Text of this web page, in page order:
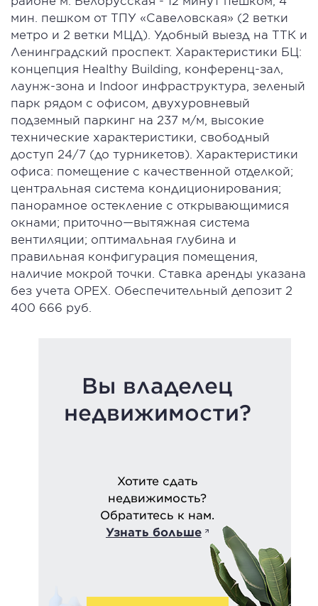
мин. пешком от ТПУ «Савеловская» (2 ветки
метро и 2 ветки МЦД). Удобный выезд на ТТК и
Ленинградский проспект. Характеристики БЦ:
концепция Healthy Building, конференц-зал,
лаунж-зона и Indoor инфраструктура, зеленый
парк рядом с офисом, двухуровневый
подземный паркинг на 237 м/м, высокие
технические характеристики, свободный
доступ 24/7 (до турникетов). Характеристики
офиса: помещение с качественной отделкой;
центральная система кондиционирования;
панорамное остекление с открывающимися
окнами; приточно—вытяжная система
вентиляции; оптимальная глубина и
правильная конфигурация помещения,
наличие мокрой точки. Ставка аренды указана
без учета ОРЕХ. Обеспечительный депозит 2
400 666 руб.
Вы владелец
недвижимости?
Хотите сдать
недвижимость?
Обратитесь к нам.
Узнать больше